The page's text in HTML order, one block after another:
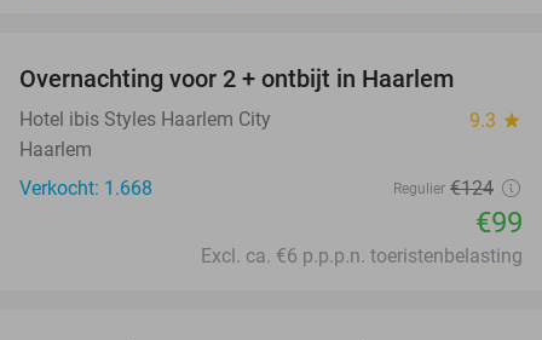
Overnachting voor 2 + ontbijt in Haarlem
Hotel ibis Styles Haarlem City 9.3 star
Haarlem
Verkocht: 1.668
Regulier €124
€99
Excl. ca. €6 p.p.p.n. toeristenbelasting